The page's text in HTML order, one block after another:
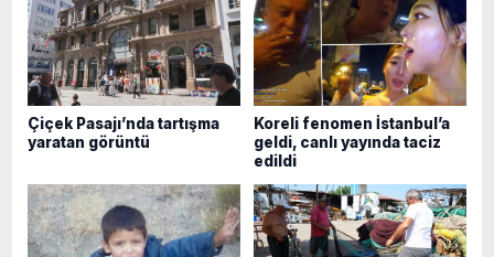
Çiçek Pasajı’nda tartışma
yaratan görüntü
Koreli fenomen İstanbul’a
geldi, canlı yayında taciz
edildi